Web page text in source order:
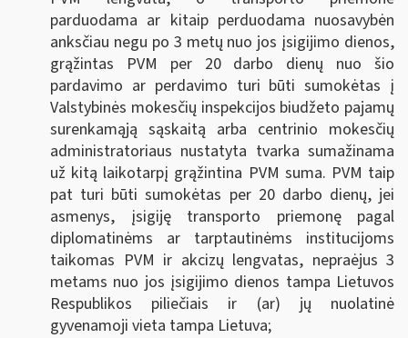
parduodama ar kitaip perduodama nuosavybėn
anksčiau negu po 3 metų nuo jos įsigijimo dienos,
grąžintas PVM per 20 darbo dienų nuo šio
pardavimo ar perdavimo turi būti sumokėtas į
Valstybinės mokesčių inspekcijos biudžeto pajamų
surenkamąją sąskaitą arba centrinio mokesčių
administratoriaus nustatyta tvarka sumažinama
už kitą laikotarpį grąžintina PVM suma. PVM taip
pat turi būti sumokėtas per 20 darbo dienų, jei
asmenys, įsigiję transporto priemonę pagal
diplomatinėms ar tarptautinėms institucijoms
taikomas PVM ir akcizų lengvatas, nepraėjus 3
metams nuo jos įsigijimo dienos tampa Lietuvos
Respublikos piliečiais ir (ar) jų nuolatinė
gyvenamoji vieta tampa Lietuva;